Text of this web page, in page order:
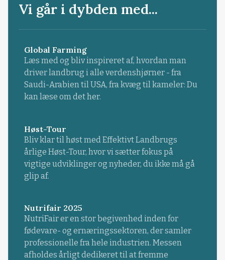
Vi går i dybden med...
Global Farming
Læs med og bliv inspireret af, hvordan man
driver landbrug i alle verdenshjørner - fra
Saudi-Arabien til USA, fra kvæg til kameler: Du
kan læse om det her.
Høst-Tour
Bliv klar til høst med Effektivt Landbrugs
årlige Høst-Tour, hvor vi sætter fokus på
vigtige udviklinger og nyheder, du ikke må gå
glip af.
Nutrifair 2025
NutriFair er en stor begivenhed inden for
fødevare- og ernæringssektoren, der samler
professionelle fra hele industrien. Messen
afholdes årligt dedikeret til at fremme